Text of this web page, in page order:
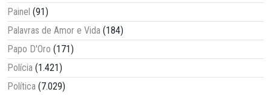
Painel (91)
Palavras de Amor e Vida (184)
Papo D'Oro (171)
Polícia (1.421)
Política (7.029)